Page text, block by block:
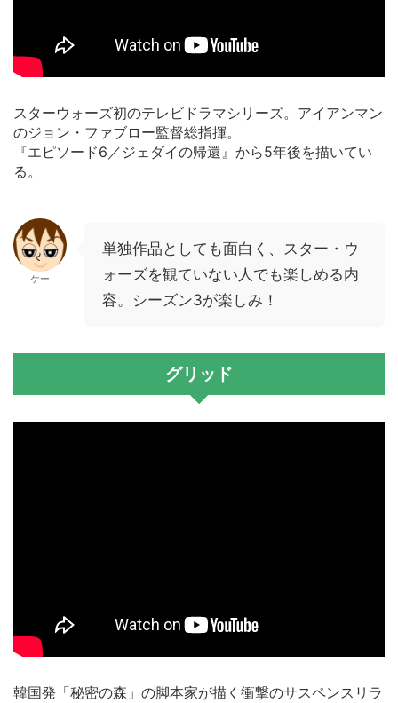
スターウォーズ初のテレビドラマシリーズ。アイアンマン
のジョン・ファブロー監督総指揮。
『エピソード6／ジェダイの帰還』から5年後を描いてい
る。
ケー
単独作品としても面白く、スター・ウ
ォーズを観ていない人でも楽しめる内
容。シーズン3が楽しみ！
グリッド
韓国発「秘密の森」の脚本家が描く衝撃のサスペンスリラ